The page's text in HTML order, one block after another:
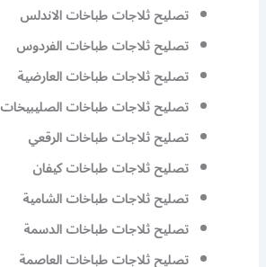
تصليح ثلاجات طباخات الاندلس
تصليح ثلاجات طباخات الفردوس
تصليح ثلاجات طباخات العارضية
تصليح ثلاجات طباخات الصليبيخات
تصليح ثلاجات طباخات الرقعي
تصليح ثلاجات طباخات كيفان
تصليح ثلاجات طباخات الشامية
تصليح ثلاجات طباخات الدسمة
تصليح ثلاجات طباخات العاصمة